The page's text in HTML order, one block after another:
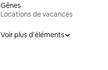
Gênes
Locations de vacances
Voir plus d'éléments